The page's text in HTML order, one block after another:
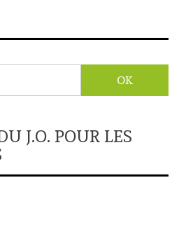
J.O. POUR LES